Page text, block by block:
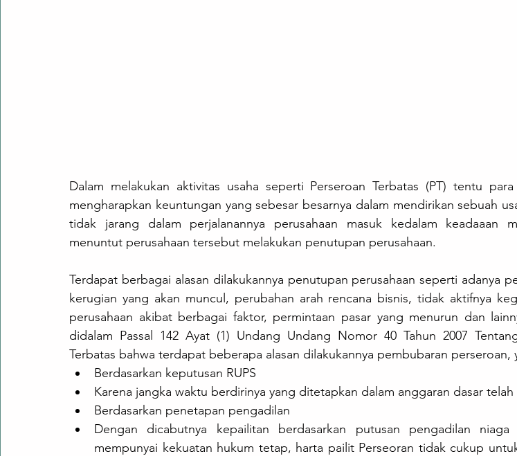
Dalam melakukan aktivitas usaha seperti Perseroan Terbatas (PT) tentu
mengharapkan keuntungan yang sebesar besarnya dalam mendirikan sebuah
tidak jarang dalam perjalanannya perusahaan masuk kedalam keadaaan
menuntut perusahaan tersebut melakukan penutupan perusahaan.
Terdapat berbagai alasan dilakukannya penutupan perusahaan seperti adanya
kerugian yang akan muncul, perubahan arah rencana bisnis, tidak aktifnya
perusahaan akibat berbagai faktor, permintaan pasar yang menurun dan
didalam Passal 142 Ayat (1) Undang Undang Nomor 40 Tahun 2007
Terbatas bahwa terdapat beberapa alasan dilakukannya pembubaran perseroan,
Berdasarkan keputusan RUPS
Karena jangka waktu berdirinya yang ditetapkan dalam anggaran dasar
Berdasarkan penetapan pengadilan
Dengan dicabutnya kepailitan berdasarkan putusan pengadilan
mempunyai kekuatan hukum tetap, harta pailit Perseoran tidak cukup